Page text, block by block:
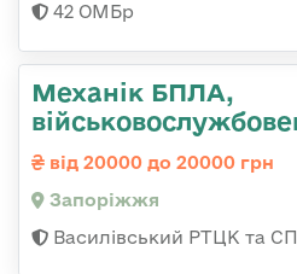
42 ОМБр
Механік БПЛА,
від 20000 до 20000 грн
Запоріжжя
Василівський РТЦК та СП